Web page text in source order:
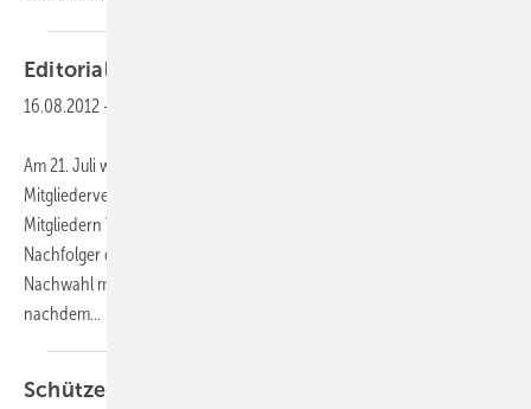
Editorial
16.08.2012 -
Am 21. Juli wählten im Rahmen einer außerordentlichen
Mitgliederversammlung in Kassel 35 von 44 anwesenden VDKF-
Mitgliedern Wolfgang Zaremski zu ihrem neuen Präsidenten als
Nachfolger des Ende April zurückgetretenen Werner Häcker. Die
Nachwahl mit einfacher Mehrheit war möglich geworden,
nachdem...
Schützenhilfe